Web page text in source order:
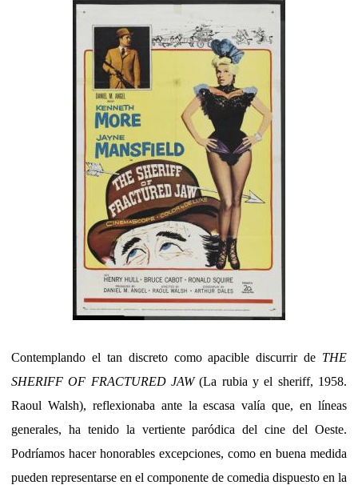
Contemplando el tan discreto como apacible discurrir de THE
SHERIFF OF FRACTURED JAW(La rubia y el sheriff, 1958.
Raoul Walsh), reflexionaba ante la escasa valía que, en líneas
generales, ha tenido la vertiente paródica del cine del Oeste.
Podríamos hacer honorables excepciones, como en buena medida
pueden representarse en el componente de comedia dispuesto en la